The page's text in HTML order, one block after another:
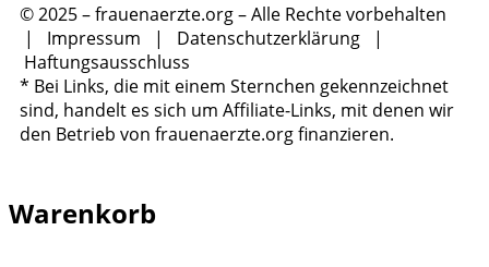
© 2025 – frauenaerzte.org – Alle Rechte vorbehalten
| Impressum | Datenschutzerklärung |
Haftungsausschluss
* Bei Links, die mit einem Sternchen gekennzeichnet
sind, handelt es sich um Affiliate-Links, mit denen wir
den Betrieb von frauenaerzte.org finanzieren.
Warenkorb